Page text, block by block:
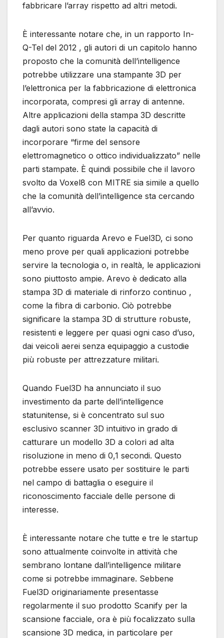
fabbricare l’array rispetto ad altri metodi.
È interessante notare che, in un rapporto In-
Q-Tel del 2012 , gli autori di un capitolo hanno
proposto che la comunità dell’intelligence
potrebbe utilizzare una stampante 3D per
l’elettronica per la fabbricazione di elettronica
incorporata, compresi gli array di antenne.
Altre applicazioni della stampa 3D descritte
dagli autori sono state la capacità di
incorporare “firme del sensore
elettromagnetico o ottico individualizzato” nelle
parti stampate. È quindi possibile che il lavoro
svolto da Voxel8 con MITRE sia simile a quello
che la comunità dell’intelligence sta cercando
all’avvio.
Per quanto riguarda Arevo e Fuel3D, ci sono
meno prove per quali applicazioni potrebbe
servire la tecnologia o, in realtà, le applicazioni
sono piuttosto ampie. Arevo è dedicato alla
stampa 3D di materiale di rinforzo continuo ,
come la fibra di carbonio. Ciò potrebbe
significare la stampa 3D di strutture robuste,
resistenti e leggere per quasi ogni caso d’uso,
dai veicoli aerei senza equipaggio a custodie
più robuste per attrezzature militari.
Quando Fuel3D ha annunciato il suo
investimento da parte dell’intelligence
statunitense, si è concentrato sul suo
esclusivo scanner 3D intuitivo in grado di
catturare un modello 3D a colori ad alta
risoluzione in meno di 0,1 secondi. Questo
potrebbe essere usato per sostituire le parti
nel campo di battaglia o eseguire il
riconoscimento facciale delle persone di
interesse.
È interessante notare che tutte e tre le startup
sono attualmente coinvolte in attività che
sembrano lontane dall’intelligence militare
come si potrebbe immaginare. Sebbene
Fuel3D originariamente presentasse
regolarmente il suo prodotto Scanify per la
scansione facciale, ora è più focalizzato sulla
scansione 3D medica, in particolare per